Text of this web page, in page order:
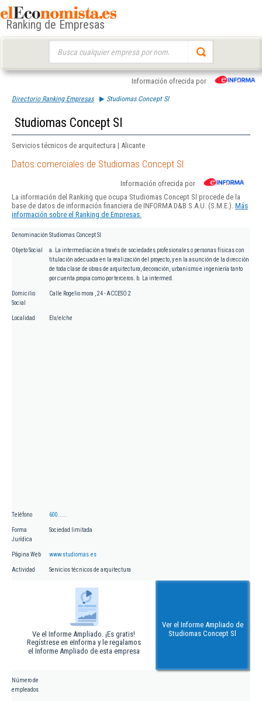
Ranking de Empresas
Información ofrecida por
Directorio Ranking Empresas Studiomas Concept Sl
Studiomas Concept Sl
Servicios técnicos de arquitectura | Alicante
Datos comerciales de Studiomas Concept Sl
Información ofrecida por
La información del Ranking que ocupa Studiomas Concept Sl procede de la
base de datos de información financiera de INFORMA D&B S.A.U. (S.M.E.). Más
información sobre el Ranking de Empresas.
Denominación Studiomas Concept Sl
Objeto Social
a. La intermediación a través de sociedades profesionales o personas físicas con
titulación adecuada en la realización del proyecto, y en la asunción de la dirección
de toda clase de obras de arquitectura, decoración, urbanismo e ingeniería tanto
por cuenta propia como por terceros. b. La intermed.
Domicilio
Social
Calle Rogelio mora , 24 - ACCESO 2
Localidad Elx/elche
Teléfono 600.....
Forma
Jurídica
Sociedad limitada
Página Web www.studiomas.es
Actividad Servicios técnicos de arquitectura
Ve el Informe Ampliado. ¡Es gratis!
Regístrese en eInforma y le regalamos
el Informe Ampliado de esta empresa
Ver el Informe Ampliado de
Studiomas Concept Sl
Número de
empleados